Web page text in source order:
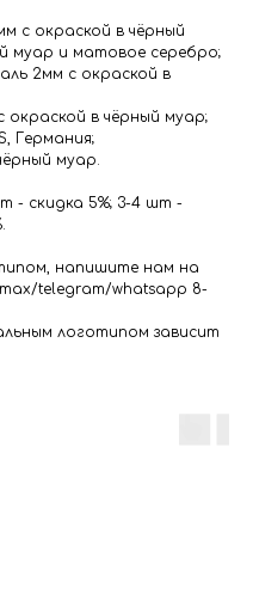
с окраской в чёрный
муар и матовое серебро;
2мм с окраской в
в чёрный муар;
Германия;
муар.
- скидка 5%; 3-4 шт -
напишите нам на
telegram/whatsapp 8-
логотипом зависит